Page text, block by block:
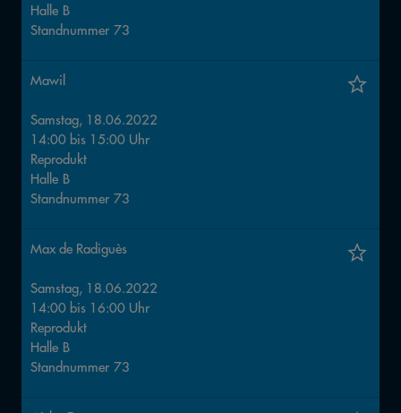
Halle B
Standnummer 73
Mawil
Samstag, 18.06.2022
14:00 bis 15:00 Uhr
Reprodukt
Halle B
Standnummer 73
Max de Radiguès
Samstag, 18.06.2022
14:00 bis 16:00 Uhr
Reprodukt
Halle B
Standnummer 73